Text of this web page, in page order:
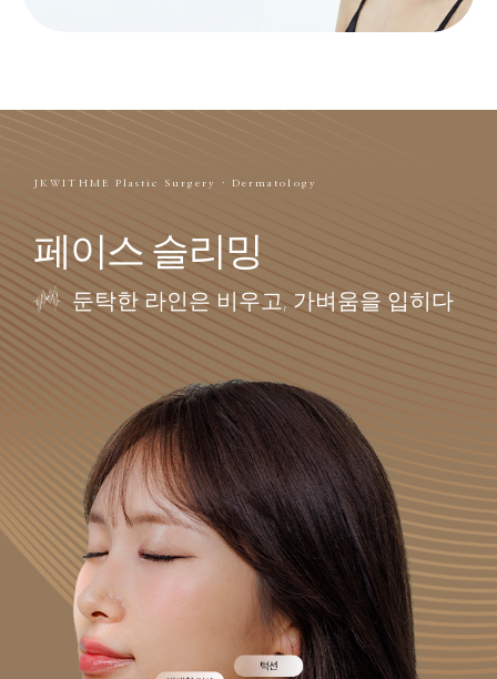
JKWITHME Plastic Surgery · Dermatology
페이스 슬리밍
둔탁한 라인은 비우고, 가벼움을 입히다